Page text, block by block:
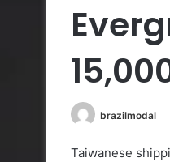
brazilmodal
Taiwanese